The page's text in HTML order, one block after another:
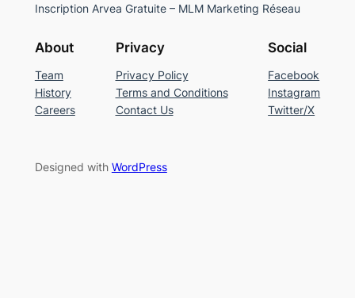
Inscription Arvea Gratuite – MLM Marketing Réseau
About
Team
History
Careers
Privacy
Privacy Policy
Terms and Conditions
Contact Us
Social
Facebook
Instagram
Twitter/X
Designed with WordPress